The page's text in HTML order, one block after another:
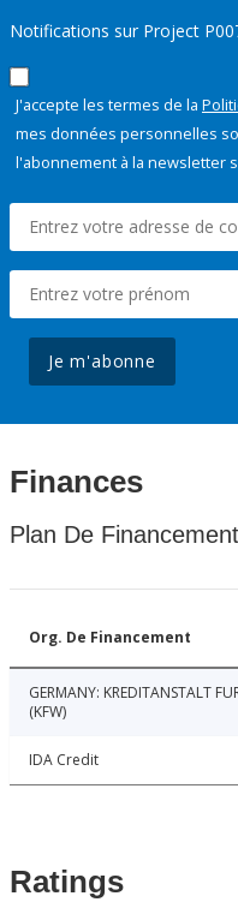
Notifications sur Project
J'accepte les termes de la
mes données personnelles
l'abonnement à la newsletter
Je m'abonne
Finances
Plan De
Org. De Financement
GERMANY: KREDITANSTALT
(KFW)
IDA Credit
Ratings